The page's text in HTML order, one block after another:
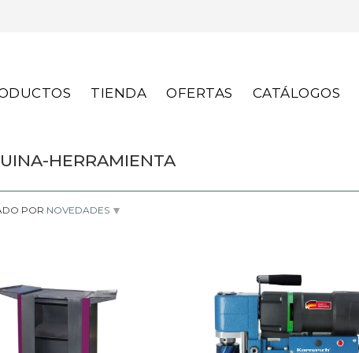
TIENDA OFERTAS CATÁLOGOS
HERRAMIENTA
POR NOVEDADES